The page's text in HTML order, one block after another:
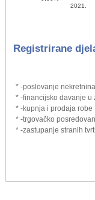
2021.
Registrirane
* -poslovanje
* -financijsko davanje u
* -kupnja i prodaja robe
* -trgovačko
* -zastupanje stranih